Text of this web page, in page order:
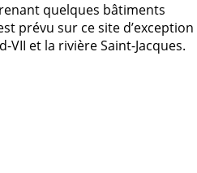
quelques bâtiments
prévu sur ce site d’exception
et la rivière Saint-Jacques.